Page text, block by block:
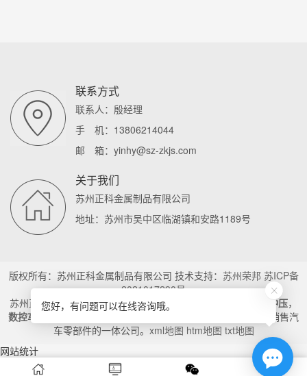
联系方式
联系人：殷经理
手 机：13806214044
邮 箱：yinhy@sz-zkjs.com
关于我们
苏州正科金属制品有限公司
地址：苏州市吴中区临湖镇和安路1189号
版权所有：苏州正科金属制品有限公司 技术支持： 苏州荣邦 苏ICP备
2021017290号
苏州正科金属制品有限公司主营汽车遮阳板支架 汽车零部件冲压，
数控车加工
是一家拥有先进精密五金制造技术,自主研发生产与销售汽
车零部件的一体公司。 xml地图 htm地图 txt地图
网站统计
您好，有问题可以在线咨询哦。